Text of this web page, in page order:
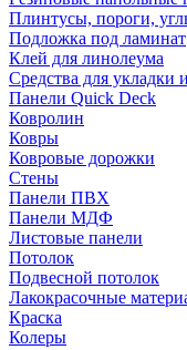
Плинтусы, пороги,
Подложка под ламинат
Клей для линолеума
Средства для
Панели Quick Deck
Ковролин
Ковры
Ковровые дорожки
Стены
Панели ПВХ
Панели МДФ
Листовые панели
Потолок
Подвесной потолок
Лакокрасочные
Краска
Колеры